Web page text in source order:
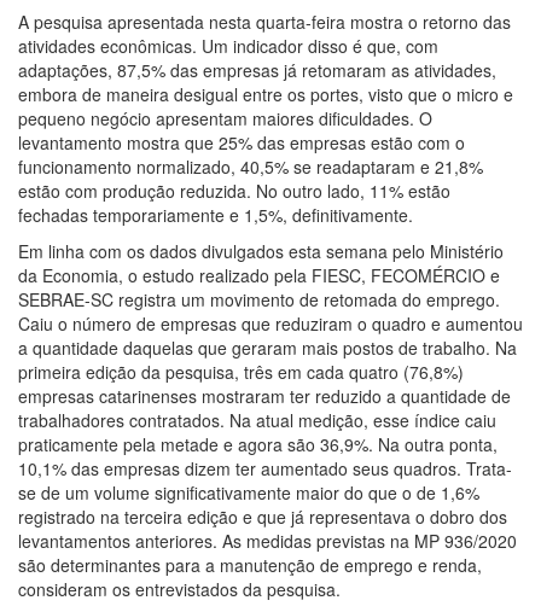
A pesquisa apresentada nesta quarta-feira mostra o retorno das
atividades econômicas. Um indicador disso é que, com
adaptações, 87,5% das empresas já retomaram as atividades,
embora de maneira desigual entre os portes, visto que o micro e
pequeno negócio apresentam maiores dificuldades. O
levantamento mostra que 25% das empresas estão com o
funcionamento normalizado, 40,5% se readaptaram e 21,8%
estão com produção reduzida. No outro lado, 11% estão
fechadas temporariamente e 1,5%, definitivamente.
Em linha com os dados divulgados esta semana pelo Ministério
da Economia, o estudo realizado pela FIESC, FECOMÉRCIO e
SEBRAE-SC registra um movimento de retomada do emprego.
Caiu o número de empresas que reduziram o quadro e aumentou
a quantidade daquelas que geraram mais postos de trabalho. Na
primeira edição da pesquisa, três em cada quatro (76,8%)
empresas catarinenses mostraram ter reduzido a quantidade de
trabalhadores contratados. Na atual medição, esse índice caiu
praticamente pela metade e agora são 36,9%. Na outra ponta,
10,1% das empresas dizem ter aumentado seus quadros. Trata-
se de um volume significativamente maior do que o de 1,6%
registrado na terceira edição e que já representava o dobro dos
levantamentos anteriores. As medidas previstas na MP 936/2020
são determinantes para a manutenção de emprego e renda,
consideram os entrevistados da pesquisa.